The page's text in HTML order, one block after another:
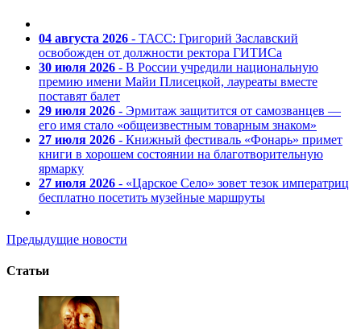
04 августа 2026 - ТАСС: Григорий Заславский
освобожден от должности ректора ГИТИСа
30 июля 2026 - В России учредили национальную
премию имени Майи Плисецкой, лауреаты вместе
поставят балет
29 июля 2026 - Эрмитаж защитится от самозванцев —
его имя стало «общеизвестным товарным знаком»
27 июля 2026 - Книжный фестиваль «Фонарь» примет
книги в хорошем состоянии на благотворительную
ярмарку
27 июля 2026 - «Царское Село» зовет тезок императриц
бесплатно посетить музейные маршруты
Предыдущие новости
Статьи